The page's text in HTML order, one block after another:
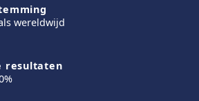
wereldwijd
resultaten